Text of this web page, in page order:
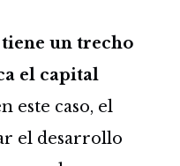
un trecho
el capital
este caso, el
el desarrollo